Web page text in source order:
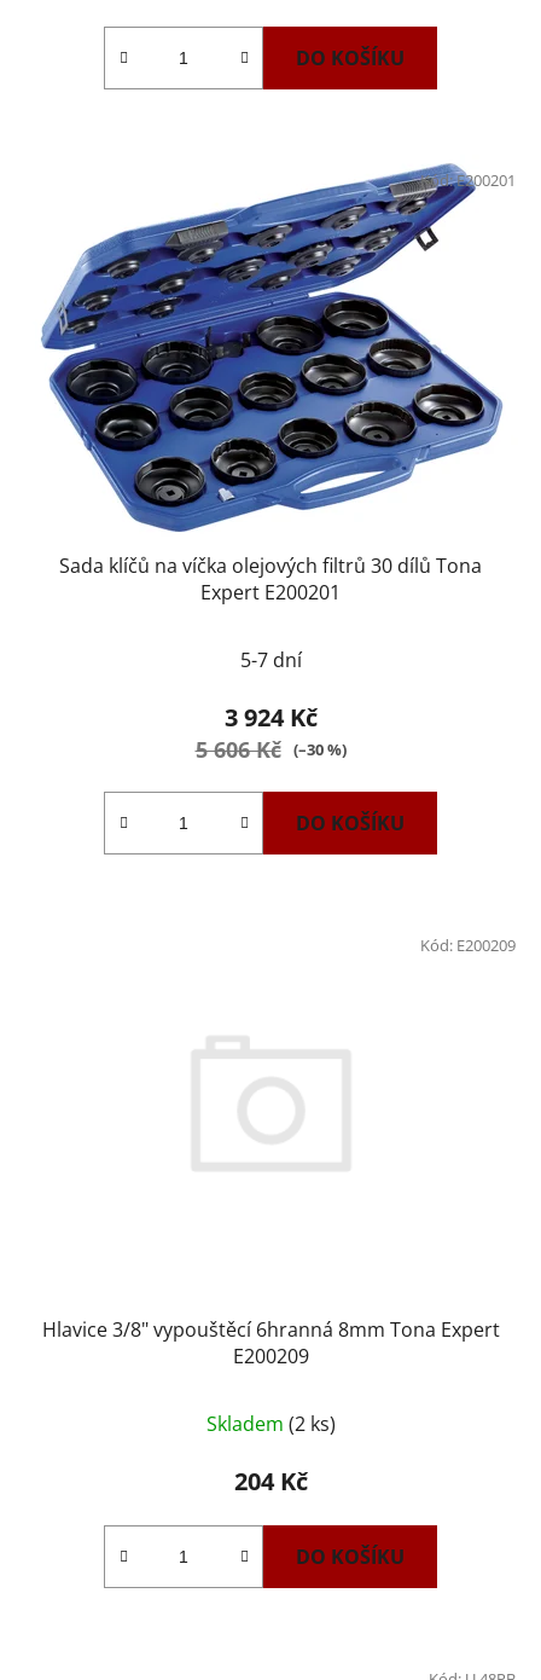
DO KOŠÍKU
Sada klíčů na víčka olejových filtrů 30 dílů Tona
Expert E200201
5-7 dní
3 924 Kč
5 606 Kč (–30 %)
DO KOŠÍKU
Kód:E200201
Hlavice 3/8" vypouštěcí 6hranná 8mm Tona Expert
E200209
Skladem (2 ks)
204 Kč
DO KOŠÍKU
Kód: E200209